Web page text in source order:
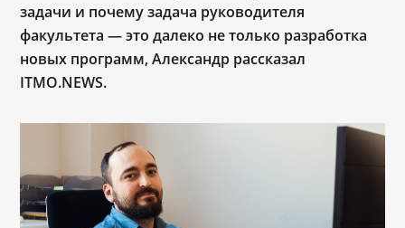
задачи и почему задача руководителя
факультета ― это далеко не только разработка
новых программ, Александр рассказал
ITMO.NEWS.